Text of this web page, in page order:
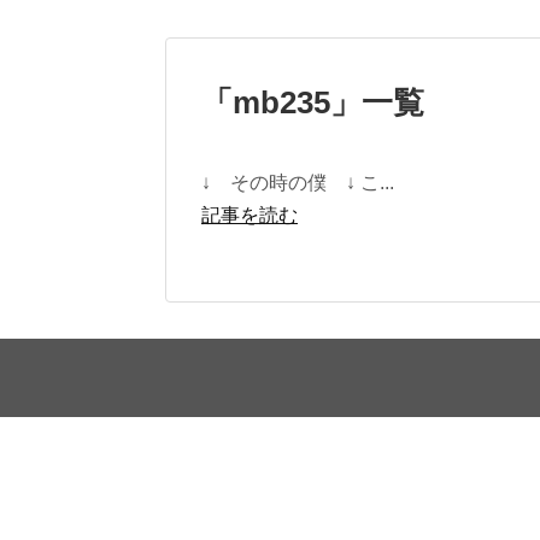
「 mb235 」 一覧
↓ その時の僕 ↓ こ...
記事を読む